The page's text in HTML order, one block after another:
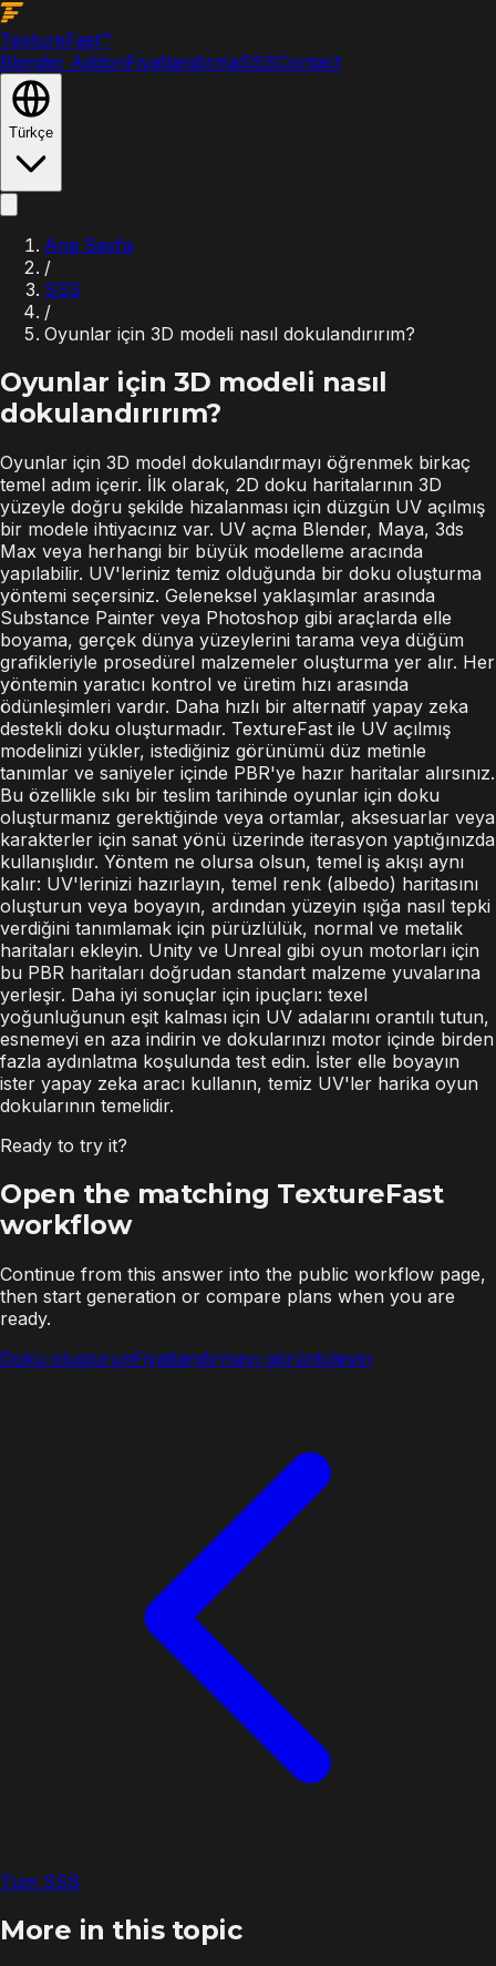
TextureFast™
Blender AddonFiyatlandırmaSSSContact
Türkçe
Ana Sayfa
/
SSS
/
Oyunlar için 3D modeli nasıl dokulandırırım?
Oyunlar için 3D modeli nasıl
dokulandırırım?
Oyunlar için 3D model dokulandırmayı öğrenmek birkaç
temel adım içerir. İlk olarak, 2D doku haritalarının 3D
yüzeyle doğru şekilde hizalanması için düzgün UV açılmış
bir modele ihtiyacınız var. UV açma Blender, Maya, 3ds
Max veya herhangi bir büyük modelleme aracında
yapılabilir. UV'leriniz temiz olduğunda bir doku oluşturma
yöntemi seçersiniz. Geleneksel yaklaşımlar arasında
Substance Painter veya Photoshop gibi araçlarda elle
boyama, gerçek dünya yüzeylerini tarama veya düğüm
grafikleriyle prosedürel malzemeler oluşturma yer alır. Her
yöntemin yaratıcı kontrol ve üretim hızı arasında
ödünleşimleri vardır. Daha hızlı bir alternatif yapay zeka
destekli doku oluşturmadır. TextureFast ile UV açılmış
modelinizi yükler, istediğiniz görünümü düz metinle
tanımlar ve saniyeler içinde PBR'ye hazır haritalar alırsınız.
Bu özellikle sıkı bir teslim tarihinde oyunlar için doku
oluşturmanız gerektiğinde veya ortamlar, aksesuarlar veya
karakterler için sanat yönü üzerinde iterasyon yaptığınızda
kullanışlıdır. Yöntem ne olursa olsun, temel iş akışı aynı
kalır: UV'lerinizi hazırlayın, temel renk (albedo) haritasını
oluşturun veya boyayın, ardından yüzeyin ışığa nasıl tepki
verdiğini tanımlamak için pürüzlülük, normal ve metalik
haritaları ekleyin. Unity ve Unreal gibi oyun motorları için
bu PBR haritaları doğrudan standart malzeme yuvalarına
yerleşir. Daha iyi sonuçlar için ipuçları: texel
yoğunluğunun eşit kalması için UV adalarını orantılı tutun,
esnemeyi en aza indirin ve dokularınızı motor içinde birden
fazla aydınlatma koşulunda test edin. İster elle boyayın
ister yapay zeka aracı kullanın, temiz UV'ler harika oyun
dokularının temelidir.
Ready to try it?
Open the matching TextureFast
workflow
Continue from this answer into the public workflow page,
then start generation or compare plans when you are
ready.
Doku oluşturunFiyatlandırmayı görüntüleyin
Tüm SSS
More in this topic